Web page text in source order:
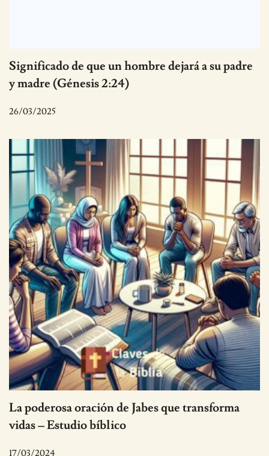
Significado de que un hombre dejará a su padre
y madre (Génesis 2:24)
26/03/2025
La poderosa oración de Jabes que transforma
vidas – Estudio bíblico
17/03/2024